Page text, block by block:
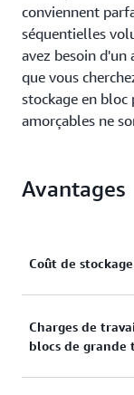
conviennent
séquentielles
avez besoin d'un
que vous
stockage en bloc
amorçables ne
Avantages
Coût de
de stockage
idéaux pour les
des blocs de
Charges de
blocs de grande